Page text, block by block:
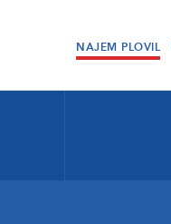
NAJEM PLOVIL